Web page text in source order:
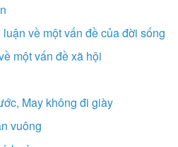
về một vấn đề của đời sống
một vấn đề xã hội
May không đi giày
vuông